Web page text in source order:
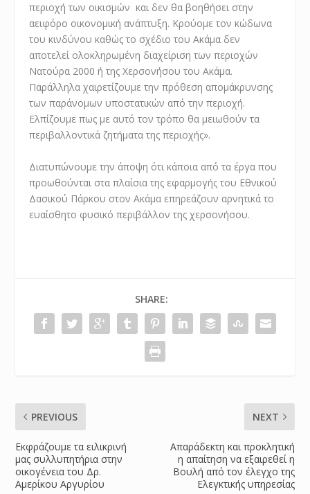
περιοχή των οικισμών και δεν θα βοηθήσει στην
αειφόρο οικονομική ανάπτυξη. Κρούομε τον κώδωνα
του κινδύνου καθώς το σχέδιο του Ακάμα δεν
αποτελεί ολοκληρωμένη διαχείριση των περιοχών
Νατούρα 2000 ή της Χερσονήσου του Ακάμα.
Παράλληλα χαιρετίζουμε την πρόθεση απομάκρυνσης
των παράνομων υποστατικών από την περιοχή.
Ελπίζουμε πως με αυτό τον τρόπο θα μειωθούν τα
περιβαλλοντικά ζητήματα της περιοχής».
Διατυπώνουμε την άποψη ότι κάποια από τα έργα που
προωθούνται στα πλαίσια της εφαρμογής του Εθνικού
Δασικού Πάρκου στον Ακάμα επηρεάζουν αρνητικά το
ευαίσθητο φυσικό περιβάλλον της χερσονήσου.
SHARE:
PREVIOUS
Εκφράζουμε τα ειλικρινή
μας συλλυπητήρια στην
οικογένεια του Δρ.
Αμερίκου Αργυρίου
NEXT
Απαράδεκτη και προκλητική
η απαίτηση να εξαιρεθεί η
Βουλή από τον έλεγχο της
Ελεγκτικής υπηρεσίας